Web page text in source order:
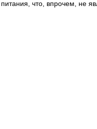
питания, что, впрочем, не